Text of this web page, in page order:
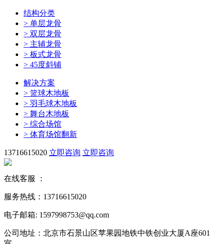
结构分类
> 单层龙骨
> 双层龙骨
> 主辅龙骨
> 板式龙骨
> 45度斜铺
解决方案
> 篮球木地板
> 羽毛球木地板
> 舞台木地板
> 综合场馆
> 体育场馆翻新
13716615020 立即咨询 立即咨询
在线客服 ：
服务热线：13716615020
电子邮箱: 1597998753@qq.com
公司地址：北京市石景山区苹果园地铁中铁创业大厦A座601